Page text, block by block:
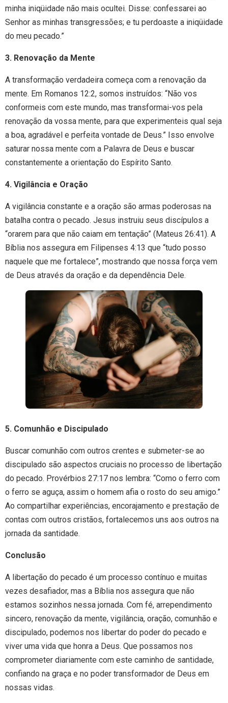
minha iniqüidade não mais ocultei. Disse: confessarei ao
Senhor as minhas transgressões; e tu perdoaste a iniqüidade
do meu pecado.”
3. Renovação da Mente
A transformação verdadeira começa com a renovação da
mente. Em Romanos 12:2, somos instruídos: “Não vos
conformeis com este mundo, mas transformai-vos pela
renovação da vossa mente, para que experimenteis qual seja
a boa, agradável e perfeita vontade de Deus.” Isso envolve
saturar nossa mente com a Palavra de Deus e buscar
constantemente a orientação do Espírito Santo.
4. Vigilância e Oração
A vigilância constante e a oração são armas poderosas na
batalha contra o pecado. Jesus instruiu seus discípulos a
“orarem para que não caiam em tentação” (Mateus 26:41). A
Bíblia nos assegura em Filipenses 4:13 que “tudo posso
naquele que me fortalece”, mostrando que nossa força vem
de Deus através da oração e da dependência Dele.
5. Comunhão e Discipulado
Buscar comunhão com outros crentes e submeter-se ao
discipulado são aspectos cruciais no processo de libertação
do pecado. Provérbios 27:17 nos lembra: “Como o ferro com
o ferro se aguça, assim o homem afia o rosto do seu amigo.”
Ao compartilhar experiências, encorajamento e prestação de
contas com outros cristãos, fortalecemos uns aos outros na
jornada da santidade.
Conclusão
A libertação do pecado é um processo contínuo e muitas
vezes desafiador, mas a Bíblia nos assegura que não
estamos sozinhos nessa jornada. Com fé, arrependimento
sincero, renovação da mente, vigilância, oração, comunhão e
discipulado, podemos nos libertar do poder do pecado e
viver uma vida que honra a Deus. Que possamos nos
comprometer diariamente com este caminho de santidade,
confiando na graça e no poder transformador de Deus em
nossas vidas.